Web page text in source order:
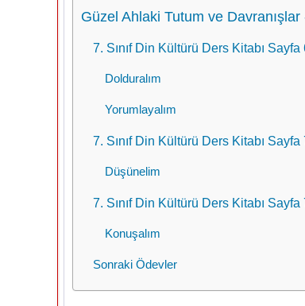
Güzel Ahlaki Tutum ve Davranışlar
7. Sınıf Din Kültürü Ders Kitabı Sayfa
Dolduralım
Yorumlayalım
7. Sınıf Din Kültürü Ders Kitabı Sayfa
Düşünelim
7. Sınıf Din Kültürü Ders Kitabı Sayfa
Konuşalım
Sonraki Ödevler